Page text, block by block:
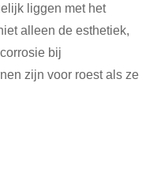
liggen met het
alleen de esthetiek,
bij
zijn voor roest als ze